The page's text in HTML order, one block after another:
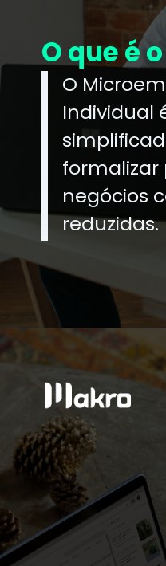
O que é
O
Individual
formalizar
negócios
reduzidas.